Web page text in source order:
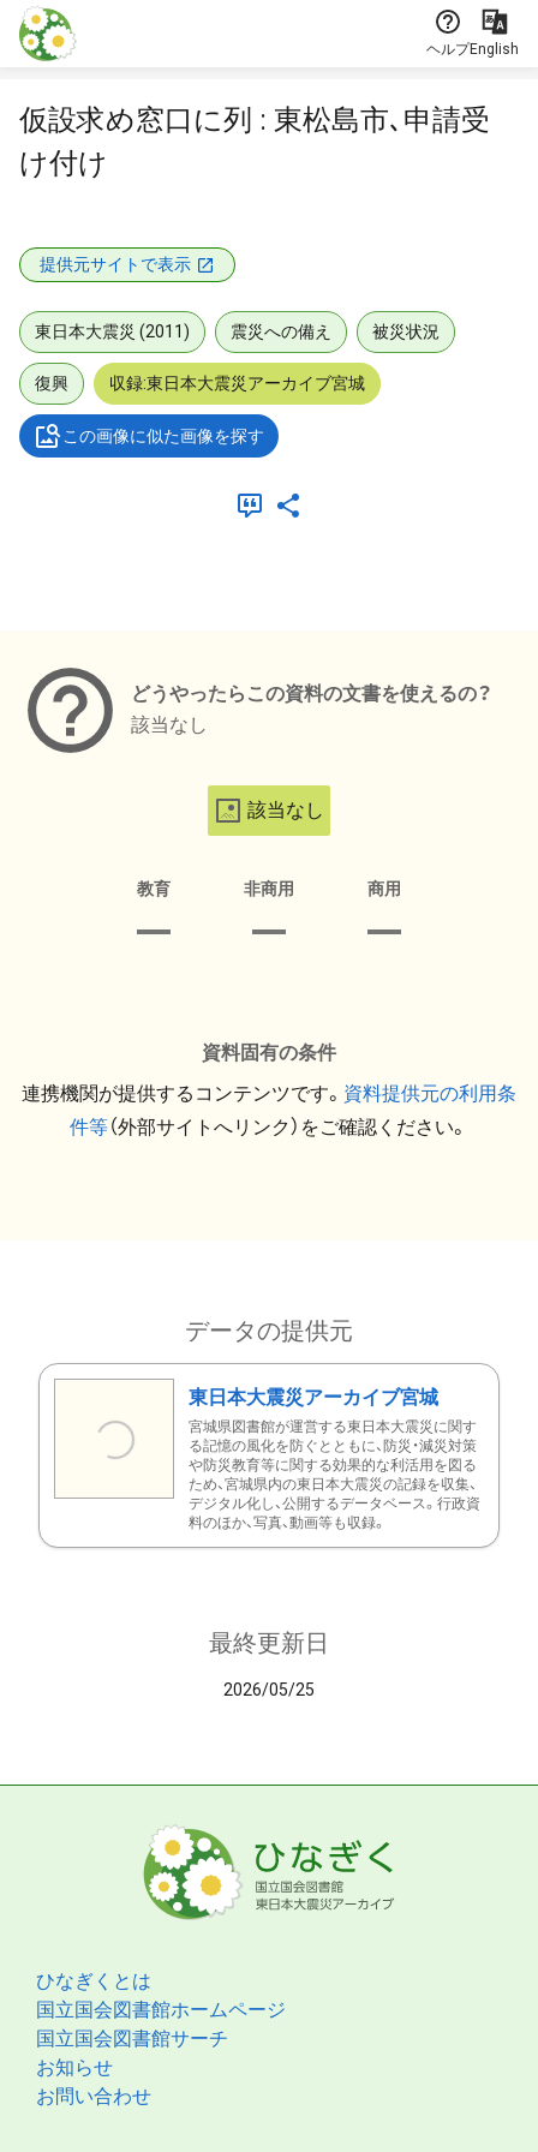
本文に飛ぶ
ヘルプEnglish
仮設求め窓口に列 : 東松島市､申請受
け付け
提供元サイトで表示
東日本大震災 (2011) 震災への備え 被災状況
復興 収録:東日本大震災アーカイブ宮城
この画像に似た画像を探す
どうやったらこの資料の文書を使えるの？
該当なし
該当なし
教育 非商用 商用
資料固有の条件
連携機関が提供するコンテンツです。 資料提供元の利用条
件等（外部サイトへリンク）をご確認ください。
データの提供元
東日本大震災アーカイブ宮城
宮城県図書館が運営する東日本大震災に関す
る記憶の風化を防ぐとともに、防災・減災対策
や防災教育等に関する効果的な利活用を図る
ため、宮城県内の東日本大震災の記録を収集、
デジタル化し、公開するデータベース。行政資
料のほか、写真、動画等も収録。
最終更新日
2026/05/25
ひなぎくとは
国立国会図書館ホームページ
国立国会図書館サーチ
お知らせ
お問い合わせ